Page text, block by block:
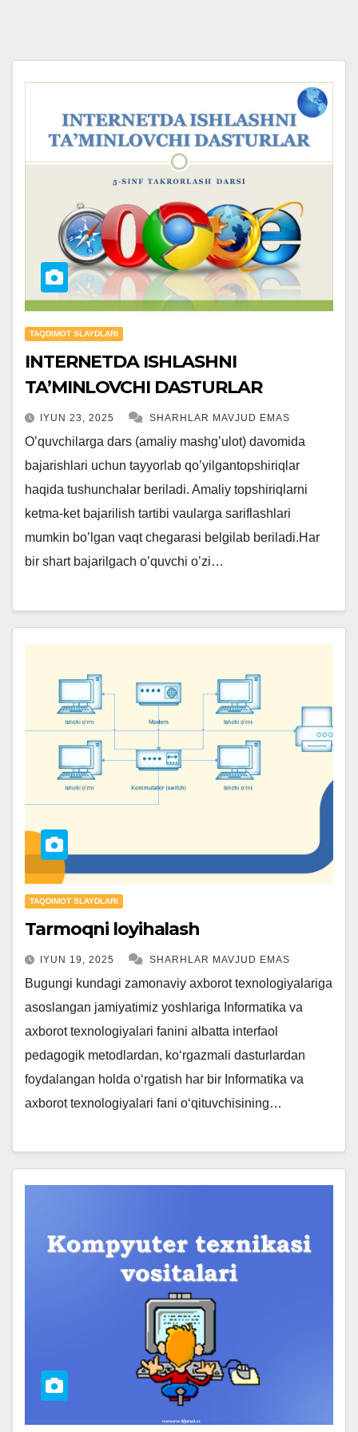
TAQDIMOT SLAYDLARI
INTERNETDA ISHLASHNI
TA’MINLOVCHI DASTURLAR
IYUN 23, 2025 SHARHLAR MAVJUD EMAS
O’quvchilarga dars (amaliy mashg’ulot) davomida
bajarishlari uchun tayyorlab qo’yilgantopshiriqlar
haqida tushunchalar beriladi. Amaliy topshiriqlarni
ketma-ket bajarilish tartibi vaularga sariflashlari
mumkin bo’lgan vaqt chegarasi belgilab beriladi.Har
bir shart bajarilgach o’quvchi o’zi…
TAQDIMOT SLAYDLARI
Tarmoqni loyihalash
IYUN 19, 2025 SHARHLAR MAVJUD EMAS
Bugungi kundagi zamonaviy axborot texnologiyalariga
asoslangan jamiyatimiz yoshlariga Informatika va
axborot texnologiyalari fanini albatta interfaol
pedagogik metodlardan, ko‘rgazmali dasturlardan
foydalangan holda o‘rgatish har bir Informatika va
axborot texnologiyalari fani o‘qituvchisining…